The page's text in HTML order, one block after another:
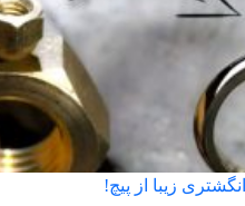
زیبا از پیچ!